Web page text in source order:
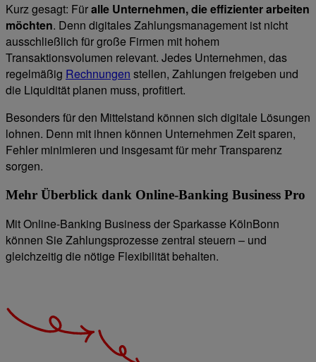
Kurz gesagt: Füralle Unternehmen, die effizienter arbeiten
möchten. Denn digitales Zahlungsmanagement ist nicht
ausschließlich für große Firmen mit hohem
Transaktionsvolumen relevant. Jedes Unternehmen, das
regelmäßig Rechnungen stellen, Zahlungen freigeben und
die Liquidität planen muss, profitiert.
Besonders für den Mittelstand können sich digitale Lösungen
lohnen. Denn mit ihnen können Unternehmen Zeit sparen,
Fehler minimieren und insgesamt für mehr Transparenz
sorgen.
Mehr Überblick dank Online-Banking Business Pro
Mit Online-Banking Business der Sparkasse KölnBonn
können Sie Zahlungsprozesse zentral steuern – und
gleichzeitig die nötige Flexibilität behalten.